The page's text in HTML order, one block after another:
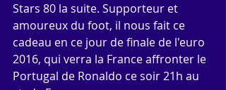
Stars 80 la suite. Supporteur et
amoureux du foot, il nous fait ce
cadeau en ce jour de finale de l'euro
2016, qui verra la France affronter le
Portugal de Ronaldo ce soir 21h au